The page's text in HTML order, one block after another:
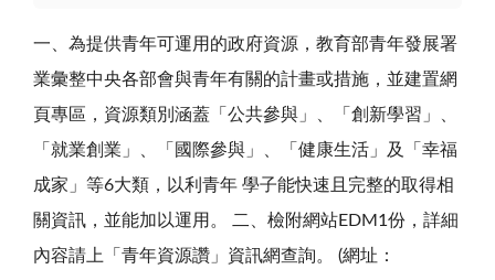
一、為提供青年可運用的政府資源，教育部青年發展署
業彙整中央各部會與青年有關的計畫或措施，並建置網
頁專區，資源類別涵蓋「公共參與」、「創新學習」、
「就業創業」、「國際參與」、「健康生活」及「幸福
成家」等6大類，以利青年 學子能快速且完整的取得相
關資訊，並能加以運用。 二、檢附網站EDM1份，詳細
內容請上「青年資源讚」資訊網查詢。 (網址：